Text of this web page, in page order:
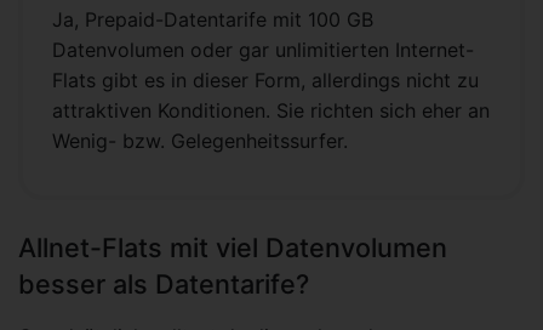
Ja, Prepaid-Datentarife mit 100 GB
Datenvolumen oder gar unlimitierten Internet-
Flats gibt es in dieser Form, allerdings nicht zu
attraktiven Konditionen. Sie richten sich eher an
Wenig- bzw. Gelegenheitssurfer.
Allnet-Flats mit viel Datenvolumen
besser als Datentarife?